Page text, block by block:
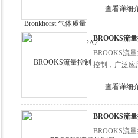
查看详细
BROOKS流
BROOKS流
控制，广泛应
查看详细
BROOKS流
BROOKS流